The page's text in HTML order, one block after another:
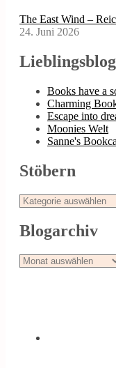
The East Wind –
24. Juni 2026
Books have a
Charming
Escape into
Moonies Welt
Sanne's
Stöbern
Stöbern
Blogarchiv
Blogarchiv